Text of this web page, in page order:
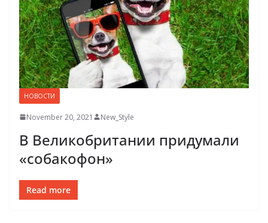
НОВОСТИ
November 20, 2021 New_Style
В Великобритании придумали
«собакофон»
Read more